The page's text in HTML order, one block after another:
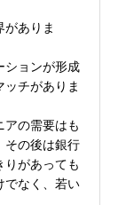
がありま
ションが形成
チがありま
アの需要はも
その後は銀行
りがあっても
でなく、若い